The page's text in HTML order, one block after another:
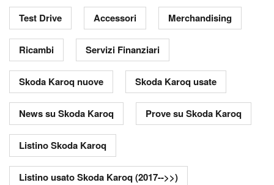
Test Drive Accessori Merchandising
Ricambi Servizi Finanziari
Skoda Karoq nuove Skoda Karoq usate
News su Skoda Karoq Prove su Skoda Karoq
Listino Skoda Karoq
Listino usato Skoda Karoq (2017-->>)